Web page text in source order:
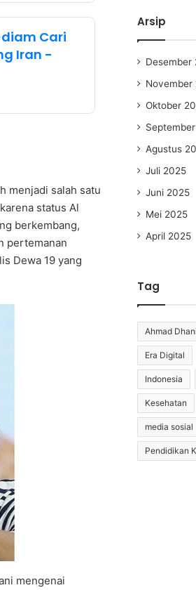
Cari
Iran -
menjadi salah satu
status Al
berkembang,
pertemanan
Dewa 19 yang
mengenai
Arsip
Desember
November
Oktober
Agustus
Juli 2025
Juni 2025
Mei 2025
April 2025
Tag
Ahmad Dhani
Era Digital
Indonesia
Kesehatan
media sosial
Pendidikan